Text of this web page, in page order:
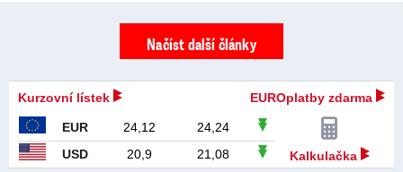
Načíst další články
Kurzovní lístek EUROplatby zdarma
EUR 24,12
24,24
USD
20,9 21,08 Kalkulačka